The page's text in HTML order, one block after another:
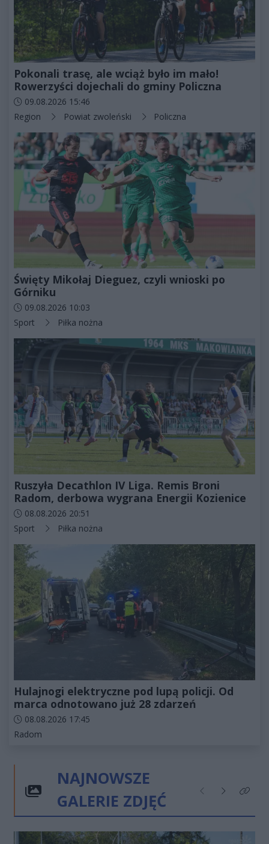
Pokonali trasę, ale wciąż było im mało!
Rowerzyści dojechali do gminy Policzna
Data dodania artykułu:
09.08.2026 15:46
Kategorie artykułu:
Region Powiat zwoleński Policzna
Święty Mikołaj Dieguez, czyli wnioski po
Górniku
Data dodania artykułu:
09.08.2026 10:03
Kategorie artykułu:
Sport Piłka nożna
Ruszyła Decathlon IV Liga. Remis Broni
Radom, derbowa wygrana Energii Kozienice
Data dodania artykułu:
08.08.2026 20:51
Kategorie artykułu:
Sport Piłka nożna
Hulajnogi elektryczne pod lupą policji. Od
marca odnotowano już 28 zdarzeń
Data dodania artykułu:
08.08.2026 17:45
Kategorie artykułu:
Radom
NAJNOWSZE
GALERIE ZDJĘĆ
Poprzednie
NastępneKliknij